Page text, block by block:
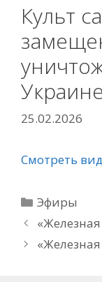
Культ
Украине
25.02.2026
Смотреть
Рубрики
Эфиры